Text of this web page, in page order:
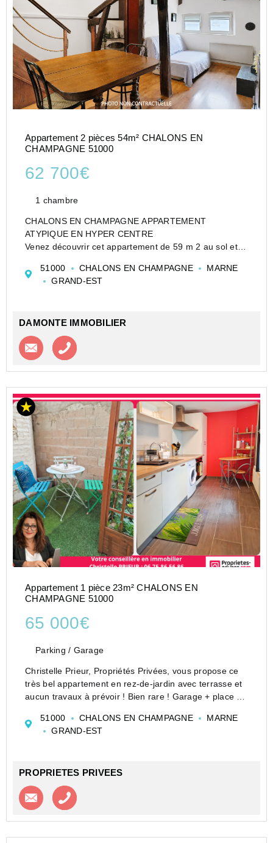
Appartement 2 pièces 54m² CHALONS EN
CHAMPAGNE 51000
62 700€
1 chambre
CHALONS EN CHAMPAGNE APPARTEMENT
ATYPIQUE EN HYPER CENTRE
Venez découvrir cet appartement de 59 m 2 au sol et
copropriété !
Celui-ci vous offrira un salon-séjour, une cuisine
51000 CHALONS EN CHAMPAGNE
MARNE
GRAND-EST
DAMONTE IMMOBILIER
Contacter l'agence
Appartement 1 pièce 23m² CHALONS EN
CHAMPAGNE 51000
65 000€
Parking / Garage
Christelle Prieur, Propriétés Privées, vous propose ce
très bel appartement en rez-de-jardin avec terrasse et
aucun travaux à prévoir ! Bien rare ! Garage + place de
Châlons en Champagne.
Niché dans u...
51000 CHALONS EN CHAMPAGNE
MARNE
GRAND-EST
PROPRIETES PRIVEES
Contacter l'agence